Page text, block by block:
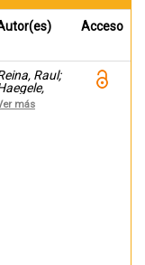
Acceso
Raul;
más